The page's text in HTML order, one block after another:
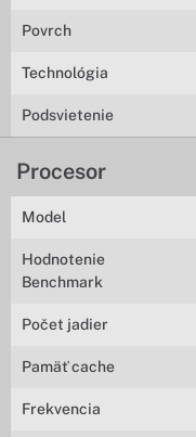
Povrch
Technológia
Podsvietenie
Procesor
Model
Hodnotenie
Benchmark
Počet jadier
Pamäť cache
Frekvencia